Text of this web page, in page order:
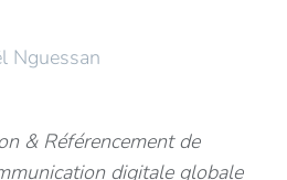
Nguessan
& Référencement de
digitale globale